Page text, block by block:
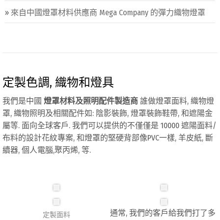
» 來自中國燈罩材料供應商 Mega Company 的彈力織物燈罩
定製色調, 織物和燈具
我們是中國 燈罩材料及照明配件製造商 誰做燈罩面料, 織物燈
罩, 織物照明及相關配件如: 陰影裝飾, 燈罩裝飾鞋帶, 和遮陽金
屬等. 面向全球客戶. 我們可以提供的不僅僅是 10000 遮陽面料/
布料的設計花紋專案, 和燈罩的堅硬背部像PVC一樣, 羊皮紙, 斷
續器, 個人電腦,聚丙烯, 等.
定製面料 通常, 我們的客戶給我們打了多